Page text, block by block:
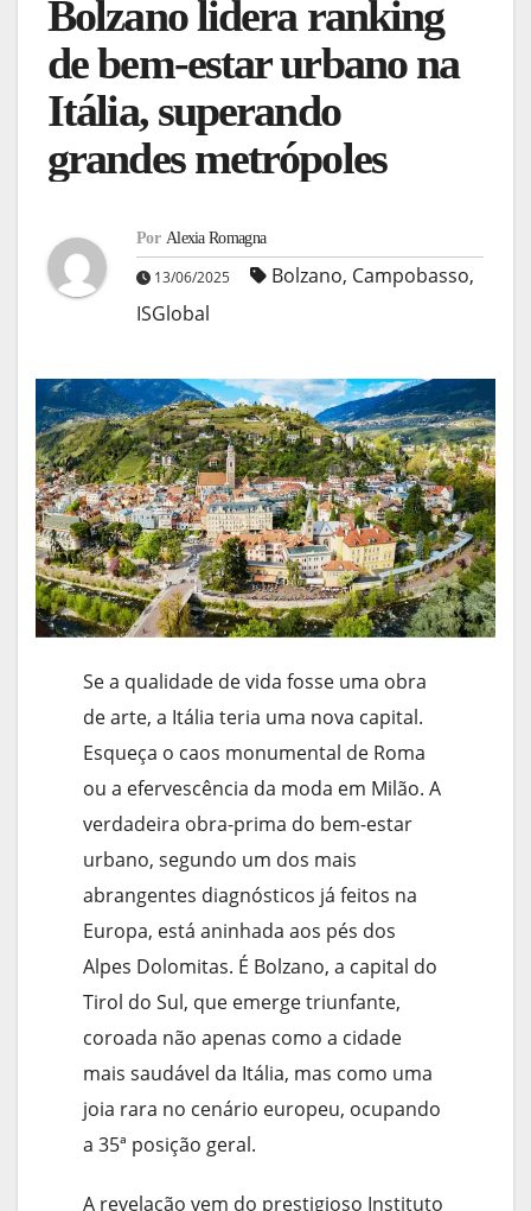
Bolzano lidera ranking
de bem-estar urbano na
Itália, superando
grandes metrópoles
Por Alexia Romagna
13/06/2025 Bolzano, Campobasso,
ISGlobal
Se a qualidade de vida fosse uma obra
de arte, a Itália teria uma nova capital.
Esqueça o caos monumental de Roma
ou a efervescência da moda em Milão. A
verdadeira obra-prima do bem-estar
urbano, segundo um dos mais
abrangentes diagnósticos já feitos na
Europa, está aninhada aos pés dos
Alpes Dolomitas. É Bolzano, a capital do
Tirol do Sul, que emerge triunfante,
coroada não apenas como a cidade
mais saudável da Itália, mas como uma
joia rara no cenário europeu, ocupando
a 35ª posição geral.
A revelação vem do prestigioso Instituto